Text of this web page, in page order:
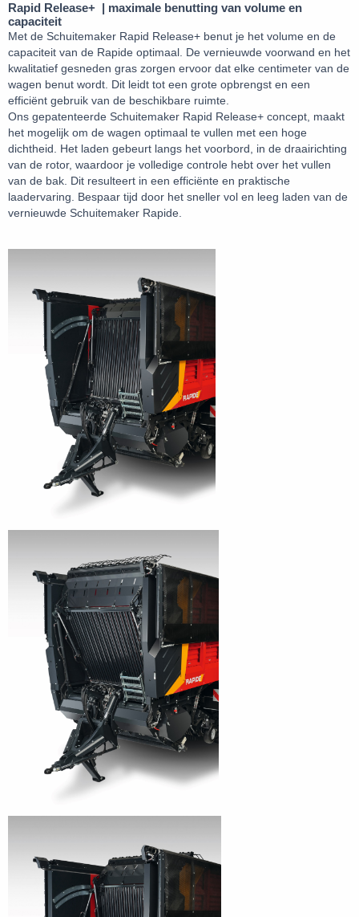
Rapid Release+ | maximale benutting van volume en
capaciteit
Met de Schuitemaker Rapid Release+ benut je het volume en de
capaciteit van de Rapide optimaal. De vernieuwde voorwand en het
kwalitatief gesneden gras zorgen ervoor dat elke centimeter van de
wagen benut wordt. Dit leidt tot een grote opbrengst en een
efficiënt gebruik van de beschikbare ruimte.
Ons gepatenteerde Schuitemaker Rapid Release+ concept, maakt
het mogelijk om de wagen optimaal te vullen met een hoge
dichtheid. Het laden gebeurt langs het voorbord, in de draairichting
van de rotor, waardoor je volledige controle hebt over het vullen
van de bak. Dit resulteert in een efficiënte en praktische
laadervaring. Bespaar tijd door het sneller vol en leeg laden van de
vernieuwde Schuitemaker Rapide.